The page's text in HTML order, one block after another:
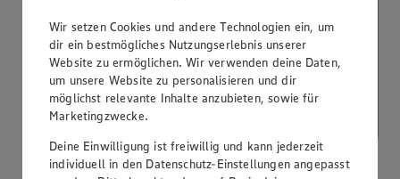
Wir setzen Cookies und andere Technologien ein, um
dir ein bestmögliches Nutzungserlebnis unserer
Website zu ermöglichen. Wir verwenden deine Daten,
um unsere Website zu personalisieren und dir
möglichst relevante Inhalte anzubieten, sowie für
Marketingzwecke.
Deine Einwilligung ist freiwillig und kann jederzeit
individuell in den Datenschutz-Einstellungen angepasst